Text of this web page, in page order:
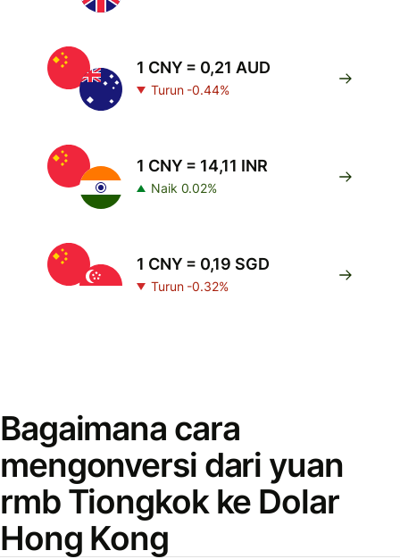
1 CNY = 0,21 AUD
Turun -0.44%
1 CNY = 14,11 INR
Naik 0.02%
1 CNY = 0,19 SGD
Turun -0.32%
Bagaimana cara
mengonversi dari yuan
rmb Tiongkok ke Dolar
Hong Kong